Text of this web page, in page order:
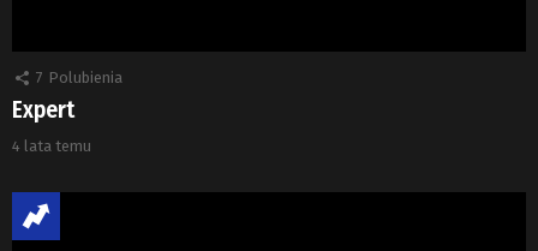
7 Polubienia
Expert
4 lata temu